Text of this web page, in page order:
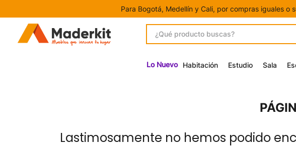
Para Bogotá, Medellín y Cali, por compras iguales
¿Qué producto buscas?
Lo Nuevo Habitación Estudio Sala
Lastimosamente no hemos podido